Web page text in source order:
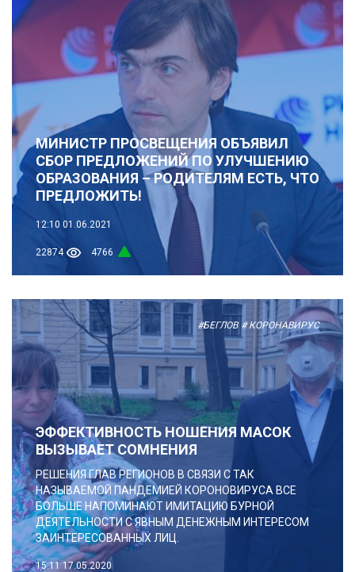
МИНИСТР ПРОСВЕЩЕНИЯ ОБЪЯВИЛ
СБОР ПРЕДЛОЖЕНИЙ ПО УЛУЧШЕНИЮ
ОБРАЗОВАНИЯ – РОДИТЕЛЯМ ЕСТЬ, ЧТО
ПРЕДЛОЖИТЬ!
12:10 01.06.2021
22874 4766
#БЕГЛОВ # КОРОНАВИРУС
ЭФФЕКТИВНОСТЬ НОШЕНИЯ МАСОК
ВЫЗЫВАЕТ СОМНЕНИЯ
РЕШЕНИЯ ГЛАВ РЕГИОНОВ В СВЯЗИ С ТАК
НАЗЫВАЕМОЙ ПАНДЕМИЕЙ КОРОНОВИРУСА ВСЕ
БОЛЬШЕ НАПОМИНАЮТ ИМИТАЦИЮ БУРНОЙ
ДЕЯТЕЛЬНОСТИ С ЯВНЫМ ДЕНЕЖНЫМ ИНТЕРЕСОМ
ЗАИНТЕРЕСОВАННЫХ ЛИЦ.
15:11 17.05.2020